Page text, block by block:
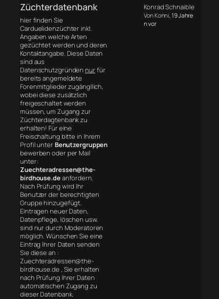
Züchterdatenbank
hier finden Sie
Carduelidenzüchter inkl.
Angaben welche Arten
gezüchtet werden und deren
Kontaktangabe. Diese Daten
sind aus
Datenschutzgründen nurfür
bereits angemeldete
Forenmitglieder zugängllich,
wobei diese zusätzlich
freigeschaltet werden
müssen, um Zugang zur
Züchterdagtenbank zu
erhalten! Für eine
Freischaltung bitte in Ihrem
Profil unter Benutzergruppen
bewerben oder per Mail
unter:
Zuechteradressen@the-
birdhouse.deanfordern.
Nach Prüfung wird Ihr
Benutzer der berechtigten
Gruppe hinzugefügt.
Eintragen neuer Daten,
Datenpflege, löschen usw.
sind nur durch Moderatoren
möglich. Wünschen Sie eine
Eintrag Ihrer Daten senden
Sie diese an :
Zuechteradressen@the-
birdhouse.de , Sie erhalten
nach Prüfung Ihrer Daten
automatischen Zugang zu
dieser Datenbank.
Konrad Schnaible
Von Konni, 19 Jahre
n vor